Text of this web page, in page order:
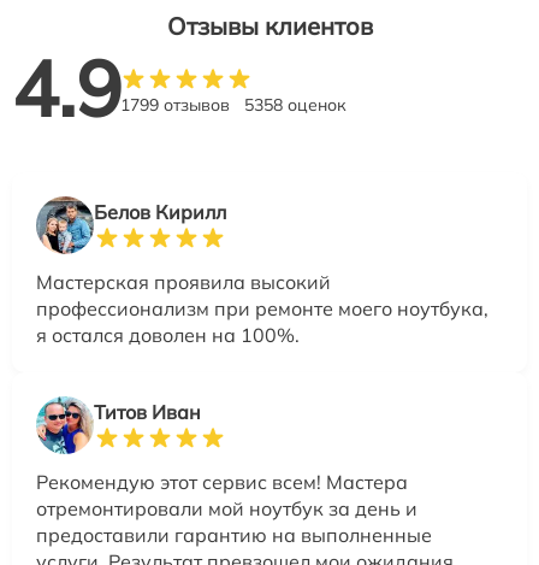
Отзывы клиентов
4.91799 отзывов 5358 оценок
Белов Кирилл
Мастерская проявила высокий
профессионализм при ремонте моего ноутбука,
я остался доволен на 100%.
Титов Иван
Рекомендую этот сервис всем! Мастера
отремонтировали мой ноутбук за день и
предоставили гарантию на выполненные